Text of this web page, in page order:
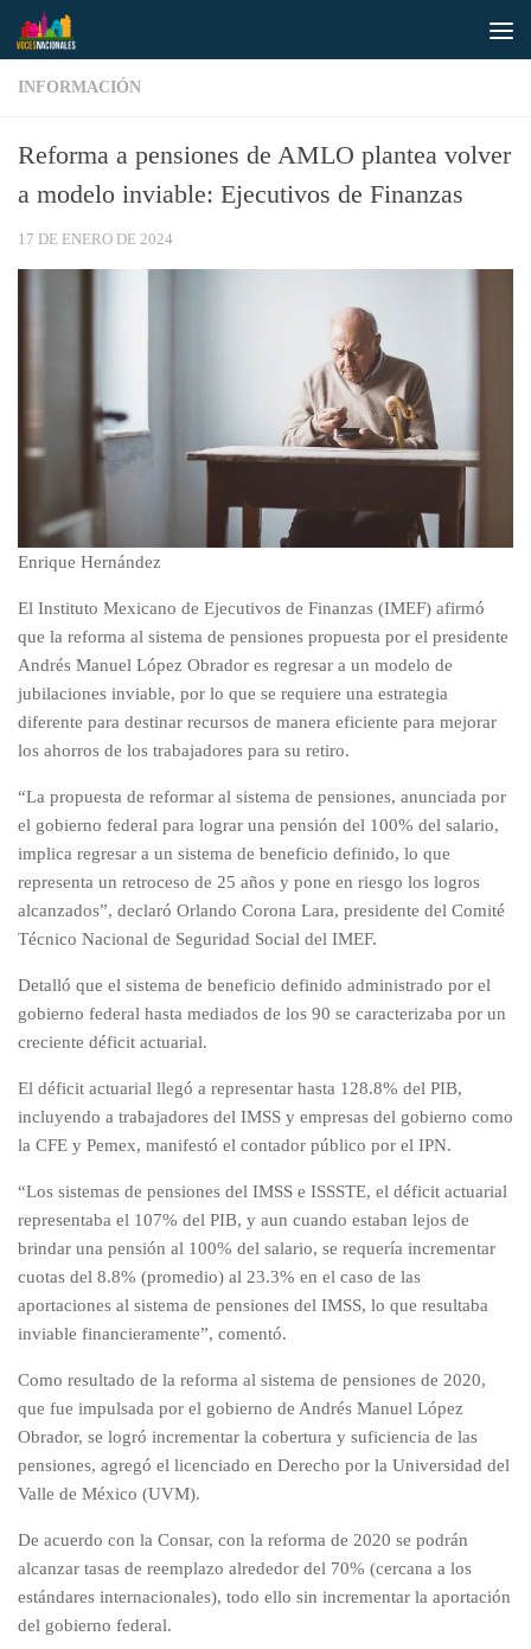
Saltar al contenido
INFORMACIÓN
Reforma a pensiones de AMLO plantea volver
a modelo inviable: Ejecutivos de Finanzas
17 DE ENERO DE 2024
Enrique Hernández
El Instituto Mexicano de Ejecutivos de Finanzas (IMEF) afirmó
que la reforma al sistema de pensiones propuesta por el presidente
Andrés Manuel López Obrador es regresar a un modelo de
jubilaciones inviable, por lo que se requiere una estrategia
diferente para destinar recursos de manera eficiente para mejorar
los ahorros de los trabajadores para su retiro.
“La propuesta de reformar al sistema de pensiones, anunciada por
el gobierno federal para lograr una pensión del 100% del salario,
implica regresar a un sistema de beneficio definido, lo que
representa un retroceso de 25 años y pone en riesgo los logros
alcanzados”, declaró Orlando Corona Lara, presidente del Comité
Técnico Nacional de Seguridad Social del IMEF.
Detalló que el sistema de beneficio definido administrado por el
gobierno federal hasta mediados de los 90 se caracterizaba por un
creciente déficit actuarial.
El déficit actuarial llegó a representar hasta 128.8% del PIB,
incluyendo a trabajadores del IMSS y empresas del gobierno como
la CFE y Pemex, manifestó el contador público por el IPN.
“Los sistemas de pensiones del IMSS e ISSSTE, el déficit actuarial
representaba el 107% del PIB, y aun cuando estaban lejos de
brindar una pensión al 100% del salario, se requería incrementar
cuotas del 8.8% (promedio) al 23.3% en el caso de las
aportaciones al sistema de pensiones del IMSS, lo que resultaba
inviable financieramente”, comentó.
Como resultado de la reforma al sistema de pensiones de 2020,
que fue impulsada por el gobierno de Andrés Manuel López
Obrador, se logró incrementar la cobertura y suficiencia de las
pensiones, agregó el licenciado en Derecho por la Universidad del
Valle de México (UVM).
De acuerdo con la Consar, con la reforma de 2020 se podrán
alcanzar tasas de reemplazo alrededor del 70% (cercana a los
estándares internacionales), todo ello sin incrementar la aportación
del gobierno federal.